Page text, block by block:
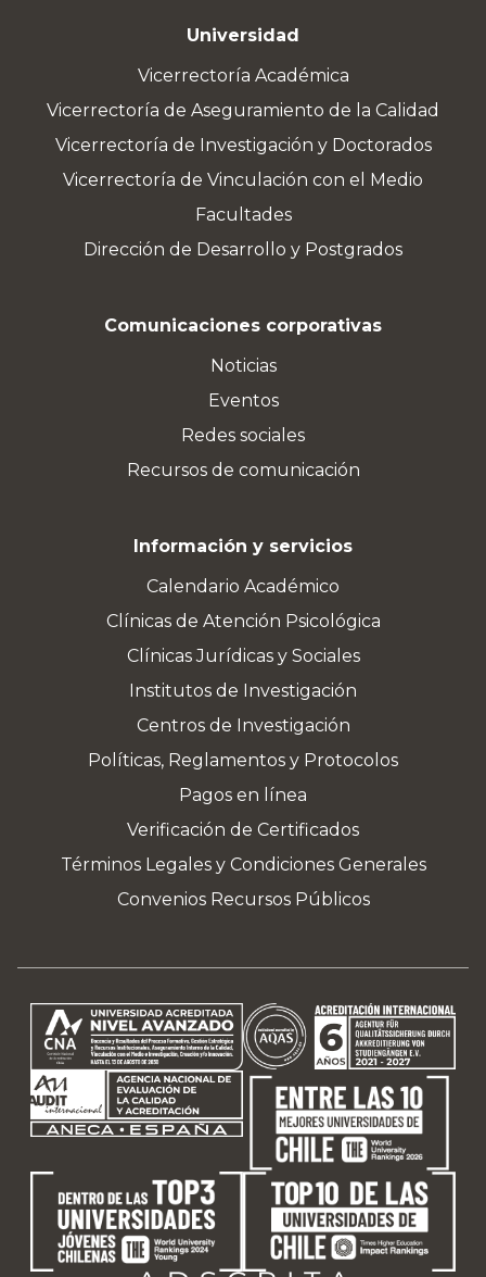
Universidad
Vicerrectoría Académica
Vicerrectoría de Aseguramiento de la Calidad
Vicerrectoría de Investigación y Doctorados
Vicerrectoría de Vinculación con el Medio
Facultades
Dirección de Desarrollo y Postgrados
Comunicaciones corporativas
Noticias
Eventos
Redes sociales
Recursos de comunicación
Información y servicios
Calendario Académico
Clínicas de Atención Psicológica
Clínicas Jurídicas y Sociales
Institutos de Investigación
Centros de Investigación
Políticas, Reglamentos y Protocolos
Pagos en línea
Verificación de Certificados
Términos Legales y Condiciones Generales
Convenios Recursos Públicos